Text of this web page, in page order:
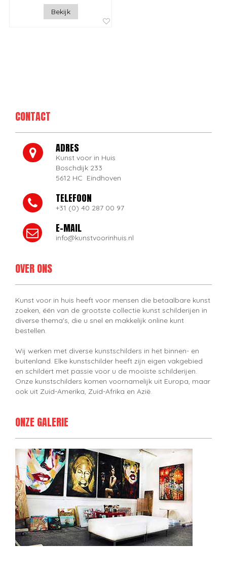
Bekijk
CONTACT
ADRES
Kunst voor in Huis
Boschdijk 233
5612 HC Eindhoven
TELEFOON
+31 (0) 40 287 00 97
E-MAIL
info@kunstvoorinhuis.nl
OVER ONS
Kunst voor in huis heeft voor mensen die betaalbare kunst
zoeken, één van de grootste collectie kunst schilderijen in
diverse thema's, die u snel en makkelijk online kunt
bestellen.
Wij werken met diverse kunstschilders in het binnen- en
buitenland. Elke kunstschilder heeft zijn eigen vakgebied
en schildert met passie voor u de mooiste schilderijen.
Onze kunstschilders komen voornamelijk uit Europa, maar
ook uit Zuid-Amerika, Zuid-Afrika en Azië.
ONZE GALERIE